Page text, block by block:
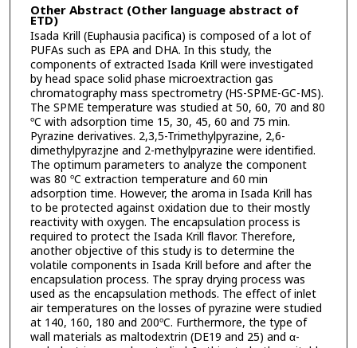
Other Abstract (Other language abstract of
ETD)
Isada Krill (Euphausia pacifica) is composed of a lot of
PUFAs such as EPA and DHA. In this study, the
components of extracted Isada Krill were investigated
by head space solid phase microextraction gas
chromatography mass spectrometry (HS-SPME-GC-MS).
The SPME temperature was studied at 50, 60, 70 and 80
ºC with adsorption time 15, 30, 45, 60 and 75 min.
Pyrazine derivatives. 2,3,5-Trimethylpyrazine, 2,6-
dimethylpyrazjne and 2-methylpyrazine were identified.
The optimum parameters to analyze the component
was 80 ºC extraction temperature and 60 min
adsorption time. However, the aroma in Isada Krill has
to be protected against oxidation due to their mostly
reactivity with oxygen. The encapsulation process is
required to protect the Isada Krill flavor. Therefore,
another objective of this study is to determine the
volatile components in Isada Krill before and after the
encapsulation process. The spray drying process was
used as the encapsulation methods. The effect of inlet
air temperatures on the losses of pyrazine were studied
at 140, 160, 180 and 200ºC. Furthermore, the type of
wall materials as maltodextrin (DE19 and 25) and α-